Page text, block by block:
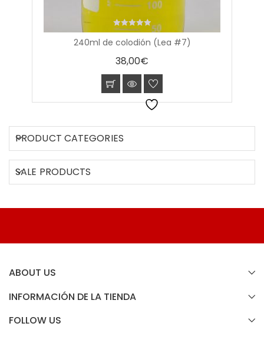
240ml de colodión (Lea #7)
0
out
538,00€
PRODUCT CATEGORIES
SALE PRODUCTS
ABOUT US
INFORMACIÓN DE LA TIENDA
FOLLOW US